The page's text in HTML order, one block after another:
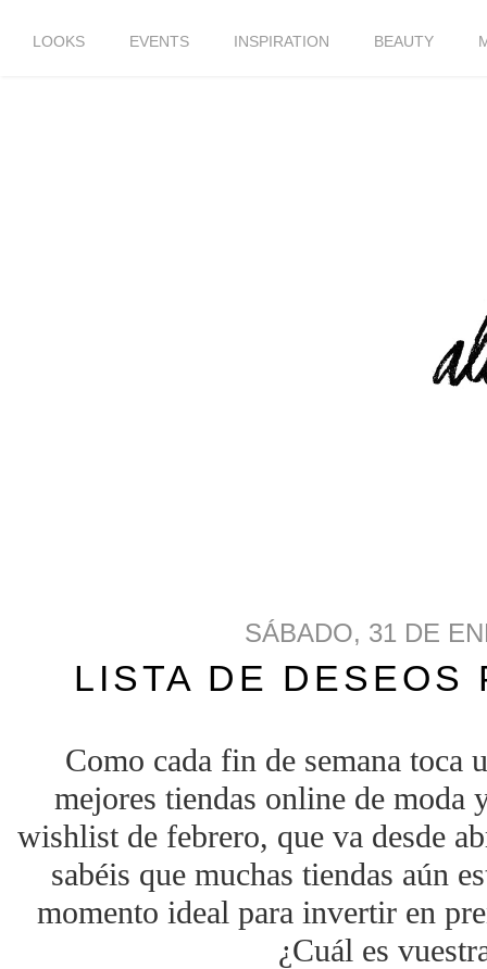
LOOKS EVENTS INSPIRATION BEAUTY
SÁBADO, 31 DE
LISTA DE DESEOS
Como cada fin de semana toca
mejores tiendas online de moda
wishlist de febrero, que va desde
sabéis que muchas tiendas aún
momento ideal para invertir en
¿Cuál es